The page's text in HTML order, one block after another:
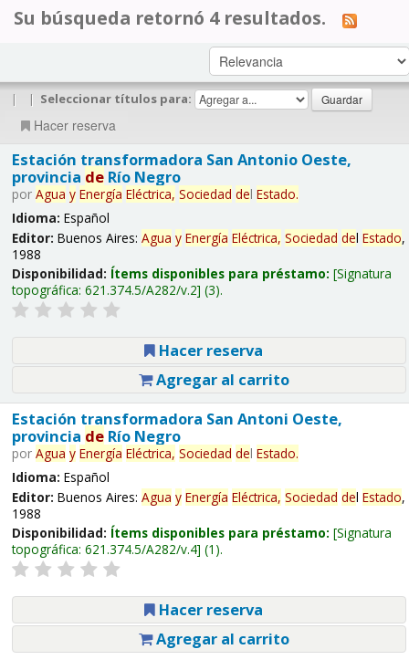
Su búsqueda retornó 4 resultados.
| | Seleccionar títulos para:
Hacer reserva
Estación transformadora San Antonio Oeste,
provincia deRío Negro
por Agua y Energía Eléctrica, Sociedad del Estado.
Idioma: Español
Editor: Buenos Aires: Agua y Energía Eléctrica, Sociedad del Estado,
1988
Disponibilidad: Ítems disponibles para préstamo: Signatura
topográfica: 621.374.5/A282/v.2 (3).
Hacer reserva
Agregar al carrito
Estación transformadora San Antoni Oeste,
provincia deRío Negro
por Agua y Energía Eléctrica, Sociedad del Estado.
Idioma: Español
Editor: Buenos Aires: Agua y Energía Eléctrica, Sociedad del Estado,
1988
Disponibilidad: Ítems disponibles para préstamo: Signatura
topográfica: 621.374.5/A282/v.4 (1).
Hacer reserva
Agregar al carrito